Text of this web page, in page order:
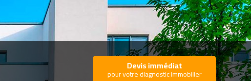
Devis immédiat
pour votre diagnostic immobilier